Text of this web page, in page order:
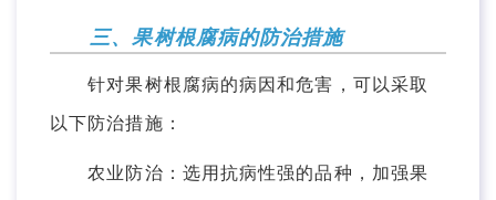
三、果树根腐病的防治措施
针对果树根腐病的病因和危害，可以采取
以下防治措施：
农业防治：选用抗病性强的品种，加强果